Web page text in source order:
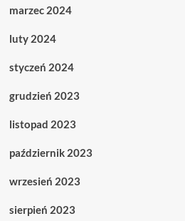
marzec 2024
luty 2024
styczeń 2024
grudzień 2023
listopad 2023
październik 2023
wrzesień 2023
sierpień 2023